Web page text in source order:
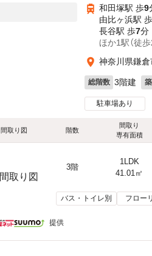
和田塚駅 歩9
由比ヶ浜駅 歩
長谷駅 歩7分
ほか1駅（徒歩
神奈川県鎌倉
総階数 3階建
駐車場あり
間取り図 階数
間取り
専有面積
3階
1LDK
41.01㎡
バス・トイレ別 フロー
提供